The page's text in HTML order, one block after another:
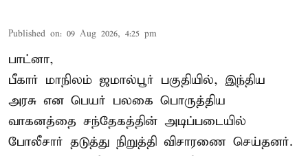
Published on: 09 Aug 2026, 4:25 pm
பாட்னா,
பீகார் மாநிலம் ஜமால்பூர் பகுதியில், இந்திய
அரசு என பெயர் பலகை பொருத்திய
வாகனத்தை சந்தேகத்தின் அடிப்படையில்
போலீசார் தடுத்து நிறுத்தி விசாரணை செய்தனர்.